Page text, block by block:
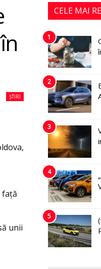
ȘTIRI
față
unii
CELE MAI
1
2
3
4
5